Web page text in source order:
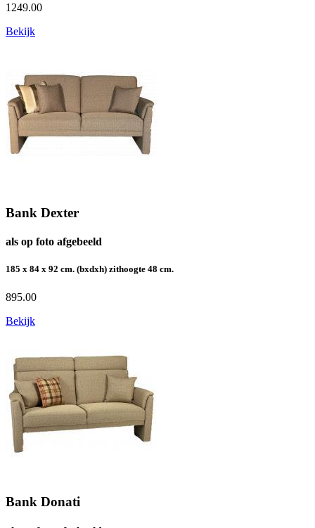
1249.00
Bekijk
Bank Dexter
als op foto afgebeeld
185 x 84 x 92 cm. (bxdxh) zithoogte 48 cm.
895.00
Bekijk
Bank Donati